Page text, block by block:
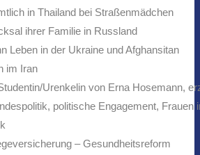
in Thailand bei Straßenmädchen
ihrer Familie in Russland
Leben in der Ukraine und Afghansitan
im Iran
Urenkelin von Erna Hosemann,
politische Engagement, Frauen
– Gesundheitsreform